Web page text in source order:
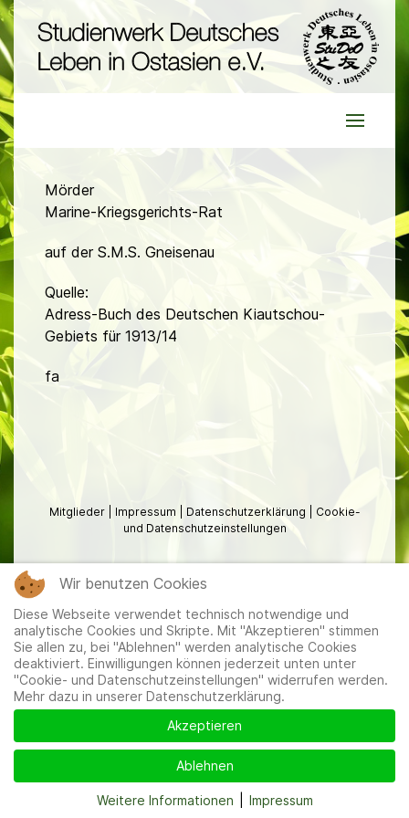
Mörder
Marine-Kriegsgerichts-Rat
auf der S.M.S. Gneisenau
Quelle:
Adress-Buch des Deutschen Kiautschou-
Gebiets für 1913/14
fa
Mitglieder Impressum Datenschutzerklärung
Cookie-
und Datenschutzeinstellungen
Wir benutzen Cookies
Diese Webseite verwendet technisch notwendige und
analytische Cookies und Skripte. Mit "Akzeptieren" stimmen
Sie allen zu, bei "Ablehnen" werden analytische Cookies
deaktiviert. Einwilligungen können jederzeit unten unter
"Cookie- und Datenschutzeinstellungen" widerrufen werden.
Mehr dazu in unserer Datenschutzerklärung.
Akzeptieren
Ablehnen
Weitere Informationen Impressum